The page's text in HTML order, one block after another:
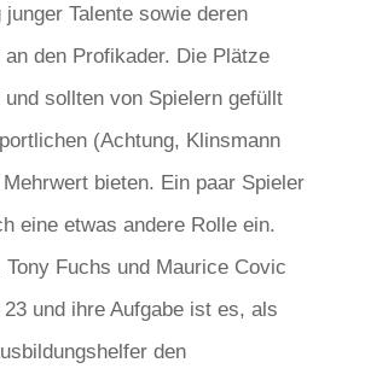
Talente sowie deren
an den Profikader. Die Plätze
sollten von Spielern gefüllt
(Achtung, Klinsmann
bieten. Ein paar Spieler
eine etwas andere Rolle ein.
Tony Fuchs und Maurice Covic
und ihre Aufgabe ist es, als
den